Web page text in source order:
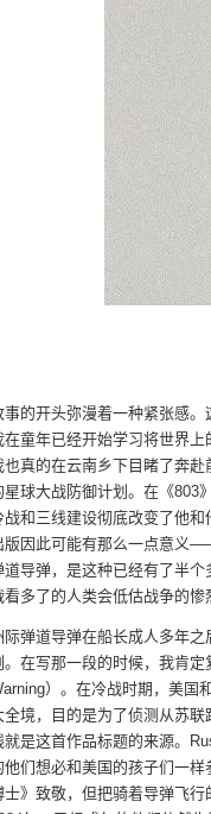
事的开头弥漫着一种紧张感。
在童年已经开始学习将世界
也真的在云南乡下目睹了奔
星球大战防御计划。在《803
战和三线建设彻底改变了他
版因此可能有那么一点意义
道导弹，是这种已经有了半
看多了的人类会低估战争的惨
际弹道导弹在船长成人多年
。在写那一段的时候，我肯
）。在冷战时期，美国
全境，目的是为了侦测从苏
就是这首作品标题的来源。
他们想必和美国的孩子们一
士》致敬，但把骑着导弹飞